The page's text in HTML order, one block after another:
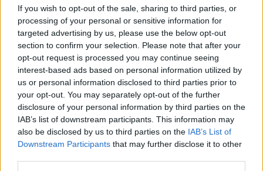
If you wish to opt-out of the sale, sharing to third parties, or
processing of your personal or sensitive information for
targeted advertising by us, please use the below opt-out
section to confirm your selection. Please note that after your
opt-out request is processed you may continue seeing
interest-based ads based on personal information utilized by
us or personal information disclosed to third parties prior to
your opt-out. You may separately opt-out of the further
disclosure of your personal information by third parties on the
IAB’s list of downstream participants. This information may
also be disclosed by us to third parties on the IAB’s List of
Downstream Participants that may further disclose it to other
Υπάρχουν! Πάντοτε υπήρχαν αλλά έγιναν περισσότεροι
γιατί και η διαχείριση της τάξης έγινε δυσκολότερη. Η
έλλειψη αξιολόγησης -επίσης «δημοκρατική κατάκτηση»-
είχε ως αποτέλεσμα η ποιότητα του καθηγητή να επαφίεται
αποκλειστικά στο φιλότιμο ή στην ψυχική του
ανθεκτικότητα. Κανένας δεν μπορεί να αγγίξει τον
εκπαιδευτικό που μπαίνει στο σχολείο αδιάβαστος,
μεταφέρει τα προσωπικά προβλήματά του ή αδυνατεί να
αντεπεξέλθει στο ψυχολογικό βάρος μίας κακομαθημένης
τάξης. Ακόμη και εάν κάποιος πάσχει από ψυχικό νόσημα
που τον εμποδίζει στα καθήκοντά του, μόνο αν θέλει θα
μετακινηθεί σε θέση γραφείου. Με το ζόρι, πάντως, δεν
φεύγει. Και έτσι φθάνουμε στο τελευταίο ερώτημα: Πρέπει
να έχει ο διευθυντής του σχολείου ή ο προϊστάμενος τη
δυνατότητα να ζητήσει να υποβληθεί ένας καθηγητής σε
ψυχιατρικές εξετάσεις; Ασφαλώς και πρέπει. Και μακάρι να
συνήθεις «ευαίσθητους».